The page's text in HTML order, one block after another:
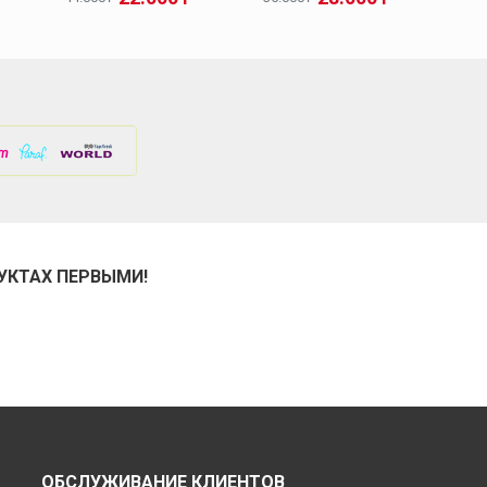
ПЕРВЫМИ!
ОБСЛУЖИВАНИЕ КЛИЕНТОВ